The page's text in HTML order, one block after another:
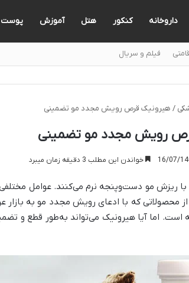
داروخانه کنکور هتل آموزش پوست
فیلم و سریال
/ هیرونیک قرص رویش مجدد مو تضمینی
رویش مجدد مو تضمینی
خواندن این مطلب 3 دقیقه زمان میبرد
ریزش مو دست‌وپنجه نرم می‌کنند. عوامل
محصولاتی که با ادعای رویش مجدد مو به بازار
است. اما آیا هیرونیک می‌تواند به‌طور قطع و